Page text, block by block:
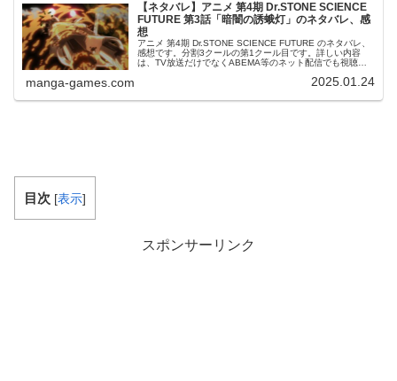
【ネタバレ】アニメ 第4期 Dr.STONE SCIENCE
FUTURE 第3話「暗闇の誘蛾灯」のネタバレ、感
想
アニメ 第4期 Dr.STONE SCIENCE FUTURE のネタバレ、
感想です。分割3クールの第1クール目です。詳しい内容
は、TV放送だけでなくABEMA等のネット配信でも視聴出
manga-games.com 2025.01.24
目次 [表示]
スポンサーリンク